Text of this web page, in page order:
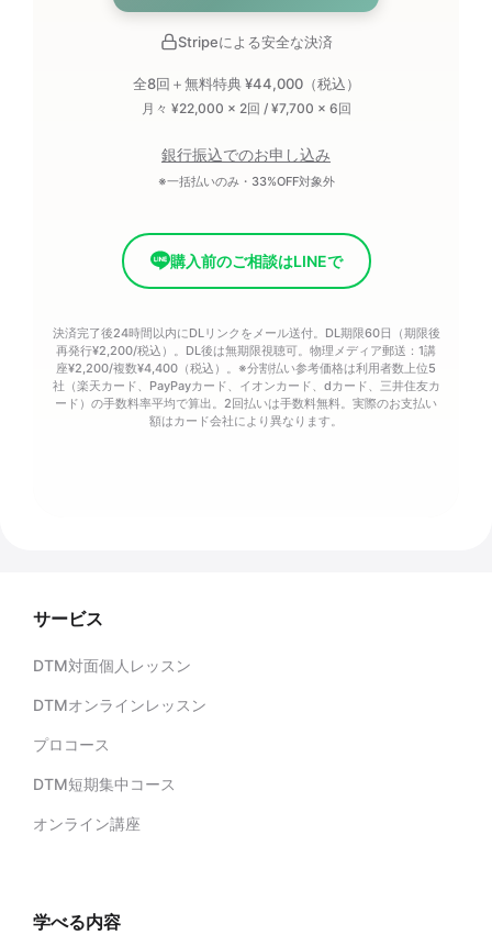
Stripeによる安全な決済
全8回＋無料特典 ¥44,000（税込）
月々 ¥22,000 × 2回 / ¥7,700 × 6回
銀行振込でのお申し込み
※一括払いのみ・33%OFF対象外
購入前のご相談はLINEで
決済完了後24時間以内にDLリンクをメール送付。DL期限60日（期限後
再発行¥2,200/税込）。DL後は無期限視聴可。物理メディア郵送：1講
座¥2,200/複数¥4,400（税込）。※分割払い参考価格は利用者数上位5
社（楽天カード、PayPayカード、イオンカード、dカード、三井住友カ
ード）の手数料率平均で算出。2回払いは手数料無料。実際のお支払い
額はカード会社により異なります。
サービス
DTM対面個人レッスン
DTMオンラインレッスン
プロコース
DTM短期集中コース
オンライン講座
学べる内容